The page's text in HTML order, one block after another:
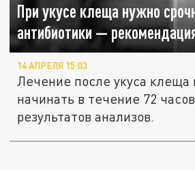
При укусе клеща нужно
антибиотики —
14 АПРЕЛЯ 15:03
Лечение после укуса клеща
начинать в течение 72
результатов анализов.